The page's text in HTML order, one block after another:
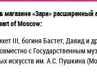
магазине «Зари» расширенный
of Moscow:
III, богиня Бастет, Давид и
с Государственным
искусств им. А.С. Пушкина